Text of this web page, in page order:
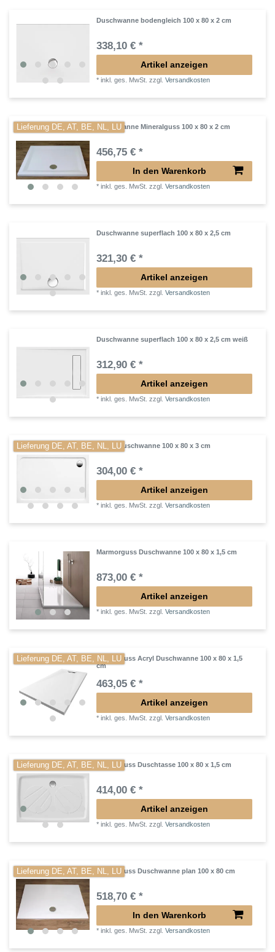
Duschwanne bodengleich 100 x 80 x 2 cm
338,10 € *
Artikel anzeigen
*inkl. ges. MwSt. zzgl.Versandkosten
Lieferung DE, AT, BE, NL, LUDuschwanne Mineralguss 100 x 80 x 2 cm
456,75 € *
In den Warenkorb
*inkl. ges. MwSt. zzgl.Versandkosten
Duschwanne superflach 100 x 80 x 2,5 cm
321,30 € *
Artikel anzeigen
*inkl. ges. MwSt. zzgl.Versandkosten
Duschwanne superflach 100 x 80 x 2,5 cm weiß
312,90 € *
Artikel anzeigen
*inkl. ges. MwSt. zzgl.Versandkosten
Lieferung DE, AT, BE, NL, LUflache Duschwanne 100 x 80 x 3 cm
304,00 € *
Artikel anzeigen
*inkl. ges. MwSt. zzgl.Versandkosten
Marmorguss Duschwanne 100 x 80 x 1,5 cm
873,00 € *
Artikel anzeigen
*inkl. ges. MwSt. zzgl.Versandkosten
Lieferung DE, AT, BE, NL, LUMineralguss Acryl Duschwanne 100 x 80 x 1,5
cm
463,05 € *
Artikel anzeigen
*inkl. ges. MwSt. zzgl.Versandkosten
Lieferung DE, AT, BE, NL, LUMineralguss Duschtasse 100 x 80 x 1,5 cm
414,00 € *
Artikel anzeigen
*inkl. ges. MwSt. zzgl.Versandkosten
Lieferung DE, AT, BE, NL, LUMineralguss Duschwanne plan 100 x 80 cm
518,70 € *
In den Warenkorb
*inkl. ges. MwSt. zzgl.Versandkosten